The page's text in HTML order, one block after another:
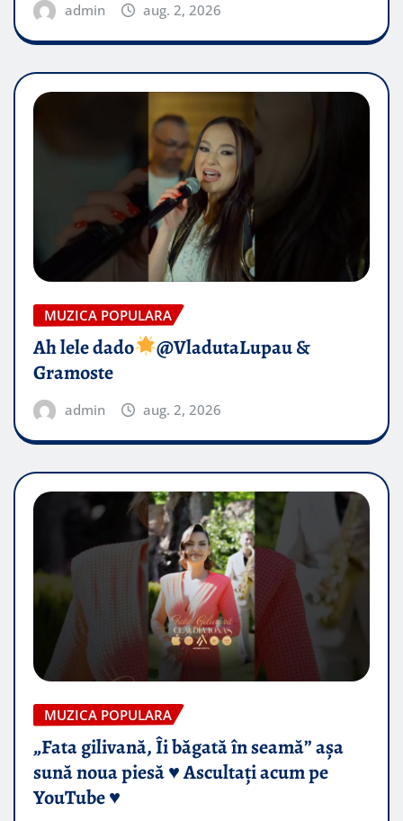
admin aug. 2, 2026
MUZICA POPULARA
Ah lele dado​
@VladutaLupau &
Gramoste
admin aug. 2, 2026
MUZICA POPULARA
„Fata gilivană, Îi băgată în seamă” așa
sună noua piesă ♥️ Ascultați acum pe
YouTube ♥️